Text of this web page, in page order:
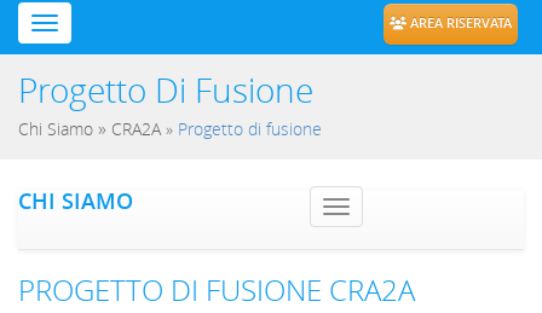
AREA RISERVATA
Progetto Di Fusione
Chi Siamo » CRA2A » Progetto di fusione
CHI SIAMO Toggle
PROGETTO DI FUSIONE CRA2A